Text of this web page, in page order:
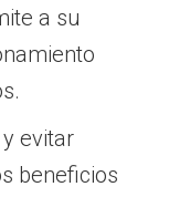
a su
evitar
beneficios